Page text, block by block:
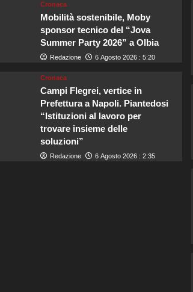
Cronaca
Mobilità sostenibile, Moby
sponsor tecnico del “Jova
Summer Party 2026” a Olbia
Redazione 6 Agosto 2026 : 5:20
Cronaca
Campi Flegrei, vertice in
Prefettura a Napoli. Piantedosi
“Istituzioni al lavoro per
trovare insieme delle
soluzioni”
Redazione 6 Agosto 2026 : 2:35